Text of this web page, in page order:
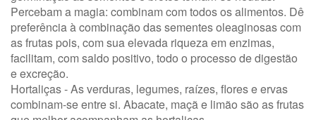
Percebam a magia: combinam com todos os alimentos. Dê
preferência à combinação das sementes oleaginosas com
as frutas pois, com sua elevada riqueza em enzimas,
facilitam, com saldo positivo, todo o processo de digestão
e excreção.
Hortaliças - As verduras, legumes, raízes, flores e ervas
combinam-se entre si. Abacate, maçã e limão são as frutas